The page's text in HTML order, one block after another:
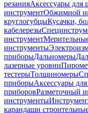
резанияАксессуары для
инструментОбжимной
круглогубцыКусачки,
кабелерезы
инструмент
инструменты
приборыДальномеры
лазерные уровни
тестерыТолщиномеры
приборыАксессуары
приборовРазметочный
инструменты
карандаши